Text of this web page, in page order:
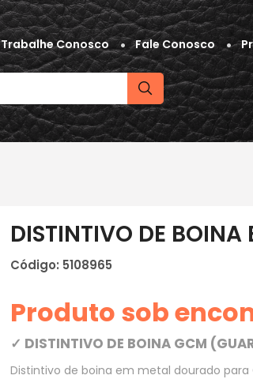
Trabalhe Conosco Fale Conosco
DISTINTIVO DE
Código: 5108965
Produto sob
✓ DISTINTIVO DE BOINA GCM
Distintivo de boina em metal dourado para